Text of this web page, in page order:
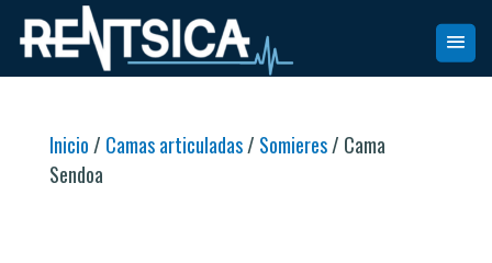
Inicio / Camas articuladas/ Somieres/ Cama
Sendoa